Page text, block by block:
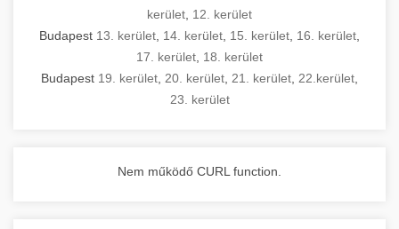
kerület 12. kerület
Budapest 13. kerület 14. kerület 15. kerület 16. kerület
17. kerület 18. kerület
Budapest 19. kerület 20. kerület 21. kerület 22.kerület
23. kerület
Nem működő CURL function.